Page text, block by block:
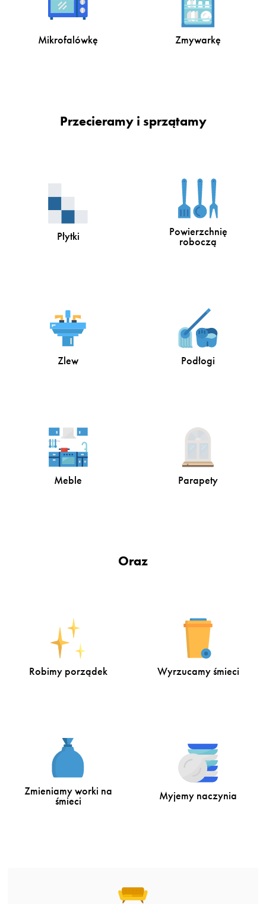
Mikrofalówkę Zmywarkę
Przecieramy i sprzątamy
Płytki Powierzchnię
roboczą
Zlew Podłogi
Meble Parapety
Oraz
Robimy porządek Wyrzucamy śmieci
Zmieniamy worki na
śmieci Myjemy naczynia